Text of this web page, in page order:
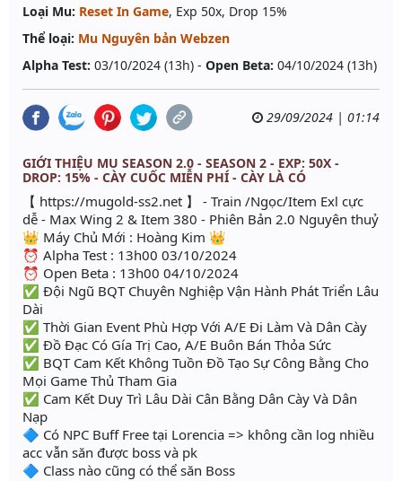
Loại Mu: Reset In Game, Exp 50x, Drop 15%
Thể loại: Mu Nguyên bản Webzen
Alpha Test: 03/10/2024 (13h) - Open Beta: 04/10/2024 (13h)
29/09/2024 | 01:14
GIỚI THIỆU MU SEASON 2.0 - SEASON 2 - EXP: 50X -
DROP: 15% - CÀY CUỐC MIỄN PHÍ - CÀY LÀ CÓ
【 https://mugold-ss2.net 】 - Train /Ngọc/Item Exl cực
dễ - Max Wing 2 & Item 380 - Phiên Bản 2.0 Nguyên thuỷ
👑 Máy Chủ Mới : Hoàng Kim 👑
⏰ Alpha Test : 13h00 03/10/2024
⏰ Open Beta : 13h00 04/10/2024
✅ Đội Ngũ BQT Chuyên Nghiệp Vận Hành Phát Triển Lâu
Dài
✅ Thời Gian Event Phù Hợp Với A/E Đi Làm Và Dân Cày
✅ Đồ Đạc Có Gía Trị Cao, A/E Buôn Bán Thỏa Sức
✅ BQT Cam Kết Không Tuồn Đồ Tạo Sự Công Bằng Cho
Mọi Game Thủ Tham Gia
✅ Cam Kết Duy Trì Lâu Dài Cân Bằng Dân Cày Và Dân
Nạp
🔷 Có NPC Buff Free tại Lorencia => không cần log nhiều
acc vẫn săn được boss và pk
🔷 Class nào cũng có thể săn Boss